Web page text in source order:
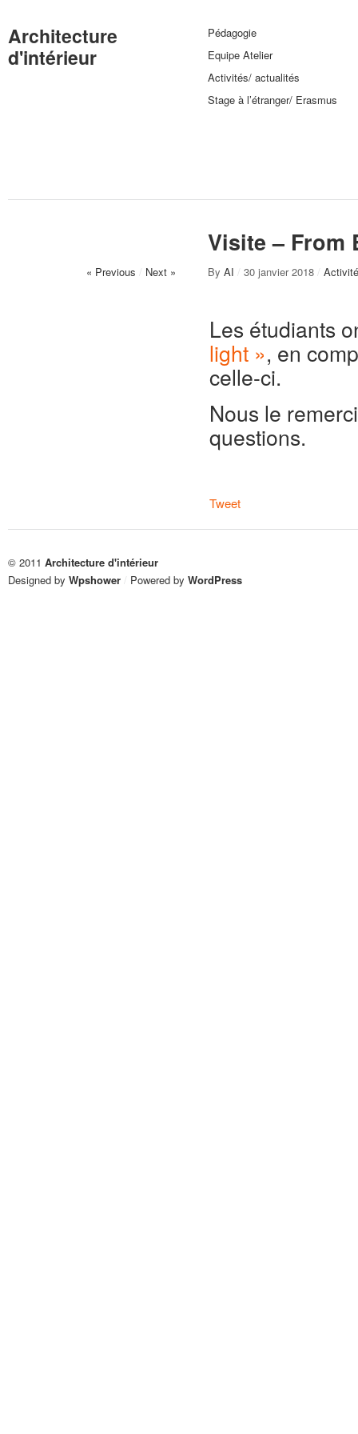
Architecture
d'intérieur
Pédagogie
Equipe Atelier
Activités/ actualités
Stage à l’étranger/ Erasmus
Visite – From
« Previous / Next » By AI / 30 janvier 2018 /
Les étudiants
light », en
celle-ci.
Nous le
questions.
Tweet
© 2011 Architecture d'intérieur
Designed by Wpshower / Powered by WordPress